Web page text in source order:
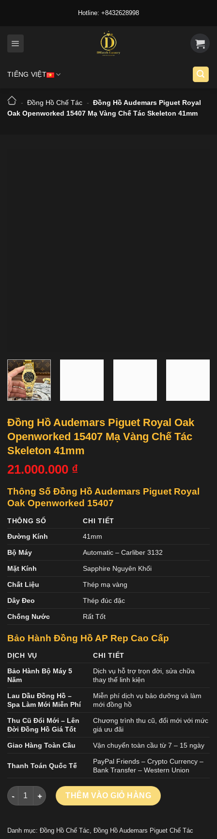
Hotline: +8432628998
TIẾNG VIỆT
- Đồng Hồ Chế Tác - Đồng Hồ Audemars Piguet Royal
Oak Openworked 15407 Mạ Vàng Chế Tác Skeleton 41mm
Đồng Hồ Audemars Piguet Royal Oak
Openworked 15407 Mạ Vàng Chế Tác
Skeleton 41mm
21.000.000 ₫
Thông Số Đồng Hồ Audemars Piguet Royal
Oak Openworked 15407
THÔNG SỐ
CHI TIẾT
Đường Kính
41mm
Bộ Máy Automatic – Carliber 3132
Mặt Kính Sapphire Nguyên Khối
Chất Liệu Thép mạ vàng
Dây Đeo Thép đúc đặc
Chống Nước Rất Tốt
Bảo Hành Đồng Hồ AP Rep Cao Cấp
DỊCH VỤ
CHI TIẾT
Bảo Hành Bộ Máy 5
Năm
Dịch vụ hỗ trợ trọn đời, sửa chữa
thay thế linh kiện
Lau Dầu Đồng Hồ –
Spa Làm Mới Miễn Phí
Miễn phí dịch vụ bảo dưỡng và làm
mới đồng hồ
Thu Cũ Đổi Mới – Lên
Đời Đồng Hồ Giá Tốt
Chương trình thu cũ, đổi mới với mức
giá ưu đãi
Giao Hàng Toàn Cầu Vận chuyển toàn cầu từ 7 – 15 ngày
Thanh Toán Quốc Tế
PayPal Friends – Crypto Currency –
Bank Transfer – Western Union
Đồng Hồ Audemars Piguet Royal Oak Openworked 15407 Mạ
THÊM VÀO GIỎ HÀNG
Danh mục: Đồng Hồ Chế Tác, Đồng Hồ Audemars Piguet Chế Tác